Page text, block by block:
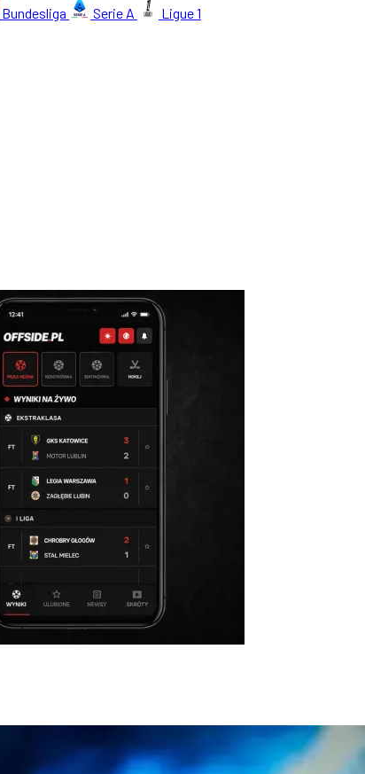
Bundesliga Serie A
Ligue 1